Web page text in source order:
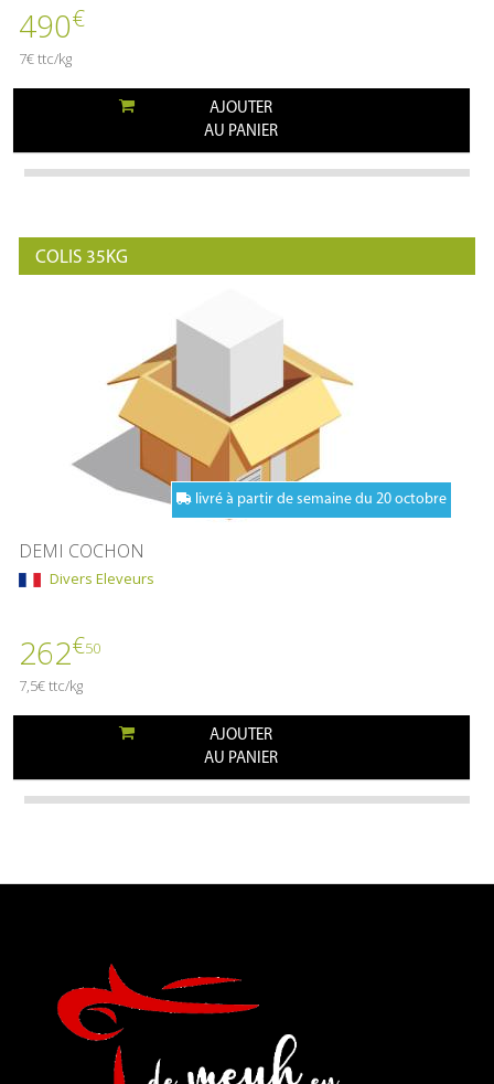
490€
7€ ttc/kg
AJOUTER
AU PANIER
COLIS 35KG
livré à partir de semaine du 20 octobre
DEMI COCHON
Divers Eleveurs
262€50
7,5€ ttc/kg
AJOUTER
AU PANIER